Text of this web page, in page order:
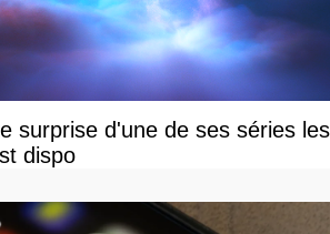
surprise d'une de ses séries les
dispo